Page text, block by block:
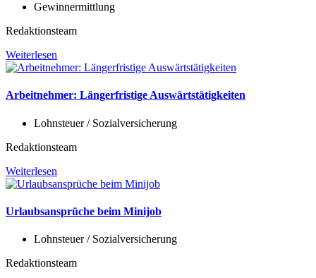
Gewinnermittlung
Redaktionsteam
Weiterlesen
Arbeitnehmer: Längerfristige Auswärtstätigkeiten
Lohnsteuer / Sozialversicherung
Redaktionsteam
Weiterlesen
Urlaubsansprüche beim Minijob
Lohnsteuer / Sozialversicherung
Redaktionsteam